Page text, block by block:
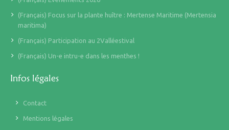
(Français) Focus sur la plante huître : Mertense Maritime (Mertensia
maritima)
(Français) Participation au 2Valléestival
(Français) Un-e intru-e dans les menthes !
Infos légales
Contact
Mentions légales